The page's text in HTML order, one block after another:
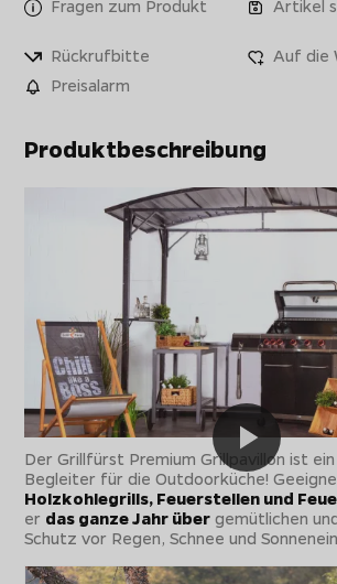
Fragen zum Produkt Artikel
Rückrufbitte
Auf die
Preisalarm
Produktbeschreibung
Der Grillfürst Premium Grillpavillon ist
Begleiter für die Outdoorküche!
Holzkohlegrills, Feuerstellen und
er das ganze Jahr über gemütlichen
Schutz vor Regen, Schnee und